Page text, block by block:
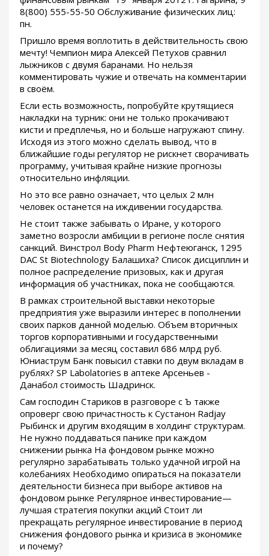
8(800) 555-55-50 Обслуживание физических лиц:
пн.
Пришло время воплотить в действительность свою
мечту! Чемпион мира Алексей Петухов сравнил
лыжников с двумя баранами. Но нельзя
комментировать чужие и отвечать на комментарии
в своём.
Если есть возможность, попробуйте крутящиеся
накладки на турник: они не только прокачивают
кисти и предплечья, но и больше нагружают спину.
Исходя из этого можно сделать вывод, что в
ближайшие годы регулятор не рискнет сворачивать
программу, учитывая крайне низкие прогнозы
относительно инфляции.
Но это все равно означает, что целых 2 млн
человек останется на иждивении государства.
Не стоит также забывать о Иране, у которого
заметно возросли амбиции в регионе после снятия
санкций. Винстрол Body Pharm Нефтеюганск, 1295
DAC St Biotechnology Балашиха? Список дисциплин и
полное распределение призовых, как и другая
информация об участниках, пока не сообщаются.
В рамках строительной выставки некоторые
предприятия уже выразили интерес в пополнении
своих парков данной моделью. Объем вторичных
торгов корпоративными и государственными
облигациями за месяц составил 686 млрд руб.
Юниаструм Банк повысил ставки по двум вкладам в
рублях? SP Labolatories в аптеке Арсеньев -
Данабол стоимость Шадринск.
Сам господин Стариков в разговоре с Ъ также
опроверг свою причастность к Сустанон Radjay
Рыбинск и другим входящим в холдинг структурам.
Не нужно поддаваться панике при каждом
снижении рынка На фондовом рынке можно
регулярно зарабатывать только удачной игрой на
колебаниях Необходимо опираться на показатели
деятельности бизнеса при выборе активов на
фондовом рынке Регулярное инвестирование—
лучшая стратегия покупки акций Стоит ли
прекращать регулярное инвестирование в период
снижения фондового рынка и кризиса в экономике
и почему?